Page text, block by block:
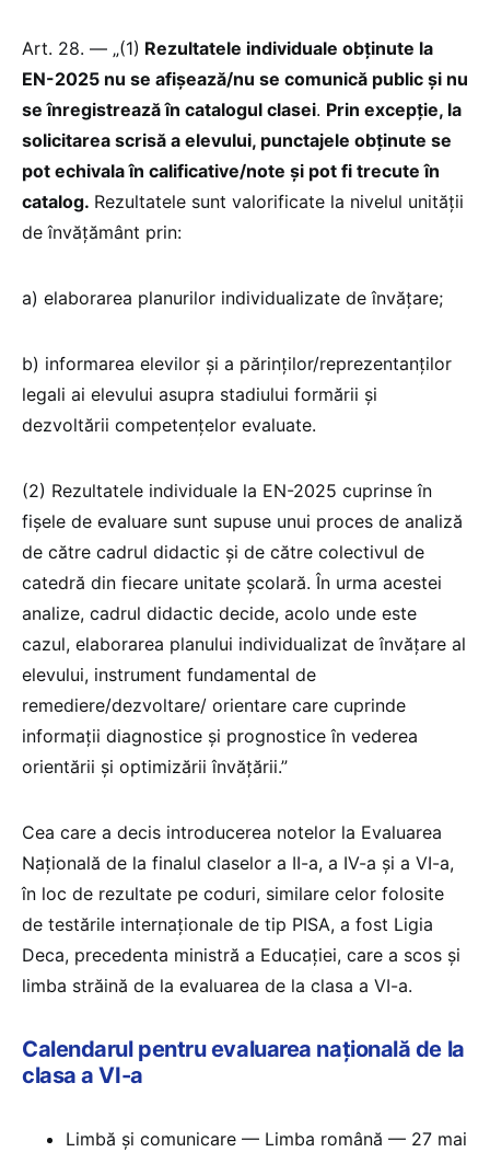
Art. 28. — „(1) Rezultatele individuale obținute la
EN-2025 nu se afișează/nu se comunică public și nu
se înregistrează în catalogul clasei. Prin excepție, la
solicitarea scrisă a elevului, punctajele obținute se
pot echivala în calificative/note și pot fi trecute în
catalog. Rezultatele sunt valorificate la nivelul unității
de învățământ prin:
a) elaborarea planurilor individualizate de învățare;
b) informarea elevilor și a părinților/reprezentanților
legali ai elevului asupra stadiului formării și
dezvoltării competențelor evaluate.
(2) Rezultatele individuale la EN-2025 cuprinse în
fișele de evaluare sunt supuse unui proces de analiză
de către cadrul didactic și de către colectivul de
catedră din fiecare unitate școlară. În urma acestei
analize, cadrul didactic decide, acolo unde este
cazul, elaborarea planului individualizat de învățare al
elevului, instrument fundamental de
remediere/dezvoltare/ orientare care cuprinde
informații diagnostice și prognostice în vederea
orientării și optimizării învățării.”
Cea care a decis introducerea notelor la Evaluarea
Națională de la finalul claselor a II-a, a IV-a și a VI-a,
în loc de rezultate pe coduri, similare celor folosite
de testările internaționale de tip PISA, a fost Ligia
Deca, precedenta ministră a Educației, care a scos și
limba străină de la evaluarea de la clasa a VI-a.
Calendarul pentru evaluarea națională de la
clasa a VI-a
Limbă și comunicare — Limba română — 27 mai